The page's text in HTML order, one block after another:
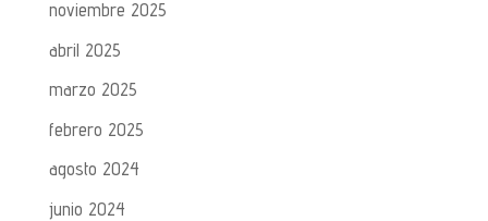
noviembre 2025
abril 2025
marzo 2025
febrero 2025
agosto 2024
junio 2024